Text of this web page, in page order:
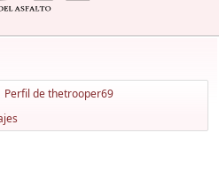
Perfil de thetrooper69